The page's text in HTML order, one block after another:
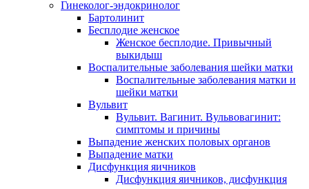
Гинеколог-эндокринолог
Бартолинит
Бесплодие женское
Женское бесплодие. Привычный
выкидыш
Воспалительные заболевания шейки матки
Воспалительные заболевания матки и
шейки матки
Вульвит
Вульвит. Вагинит. Вульвовагинит:
симптомы и причины
Выпадение женских половых органов
Выпадение матки
Дисфункция яичников
Дисфункция яичников, дисфункция